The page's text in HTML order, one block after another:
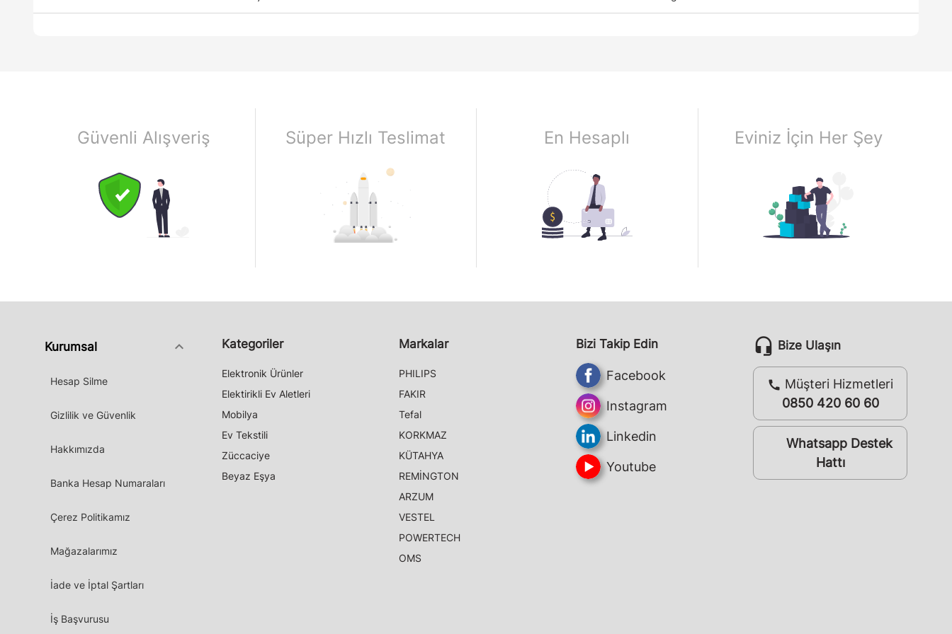
Güvenli Alışveriş Süper Hızlı Teslimat En Hesaplı Eviniz İçin Her Şey
Kurumsal keyboard_arrow_down
Hesap Silme
Gizlilik ve Güvenlik
Hakkımızda
Banka Hesap Numaraları
Çerez Politikamız
Mağazalarımız
İade ve İptal Şartları
İş Başvurusu
Kategoriler
Elektronik Ürünler
Elektirikli Ev Aletleri
Mobilya
Ev Tekstili
Züccaciye
Beyaz Eşya
Markalar
PHILIPS
FAKIR
Tefal
KORKMAZ
KÜTAHYA
REMİNGTON
ARZUM
VESTEL
POWERTECH
OMS
Bizi Takip Edin
Facebook
Instagram
Linkedin
Youtube
headset_mic Bize Ulaşın
call Müşteri Hizmetleri
0850 420 60 60
whatsappWhatsapp Destek
Hattı